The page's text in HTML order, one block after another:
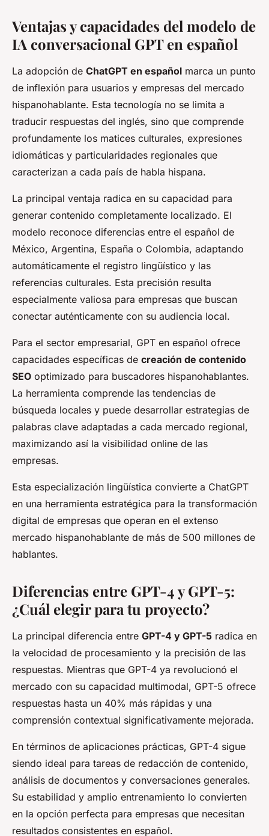
Ventajas y capacidades del modelo de
IA conversacional GPT en español
La adopción de ChatGPT en español marca un punto
de inflexión para usuarios y empresas del mercado
hispanohablante. Esta tecnología no se limita a
traducir respuestas del inglés, sino que comprende
profundamente los matices culturales, expresiones
idiomáticas y particularidades regionales que
caracterizan a cada país de habla hispana.
La principal ventaja radica en su capacidad para
generar contenido completamente localizado. El
modelo reconoce diferencias entre el español de
México, Argentina, España o Colombia, adaptando
automáticamente el registro lingüístico y las
referencias culturales. Esta precisión resulta
especialmente valiosa para empresas que buscan
conectar auténticamente con su audiencia local.
Para el sector empresarial, GPT en español ofrece
capacidades específicas de creación de contenido
SEO optimizado para buscadores hispanohablantes.
La herramienta comprende las tendencias de
búsqueda locales y puede desarrollar estrategias de
palabras clave adaptadas a cada mercado regional,
maximizando así la visibilidad online de las
empresas.
Esta especialización lingüística convierte a ChatGPT
en una herramienta estratégica para la transformación
digital de empresas que operan en el extenso
mercado hispanohablante de más de 500 millones de
hablantes.
Diferencias entre GPT-4 y GPT-5:
¿Cuál elegir para tu proyecto?
La principal diferencia entre GPT-4 y GPT-5 radica en
la velocidad de procesamiento y la precisión de las
respuestas. Mientras que GPT-4 ya revolucionó el
mercado con su capacidad multimodal, GPT-5 ofrece
respuestas hasta un 40% más rápidas y una
comprensión contextual significativamente mejorada.
En términos de aplicaciones prácticas, GPT-4 sigue
siendo ideal para tareas de redacción de contenido,
análisis de documentos y conversaciones generales.
Su estabilidad y amplio entrenamiento lo convierten
en la opción perfecta para empresas que necesitan
resultados consistentes en español.